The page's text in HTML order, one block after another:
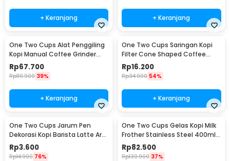
+ Keranjang + Keranjang
One Two Cups Alat Penggiling
Kopi Manual Coffee Grinder
Adjustable - CF4146
Rp67.700
Rp110.900 39%
+ Keranjang
One Two Cups Saringan Kopi
Filter Cone Shaped Coffee
Dripper 1 PCS - K741
Rp16.200
Rp34.900 54%
+ Keranjang
One Two Cups Jarum Pen
Dekorasi Kopi Barista Latte Art
Needle 13cm - F3F27
Rp3.600
Rp14.900 76%
One Two Cups Gelas Kopi Milk
Frother Stainless Steel 400ml -
WZ0011
Rp82.500
Rp130.900 37%